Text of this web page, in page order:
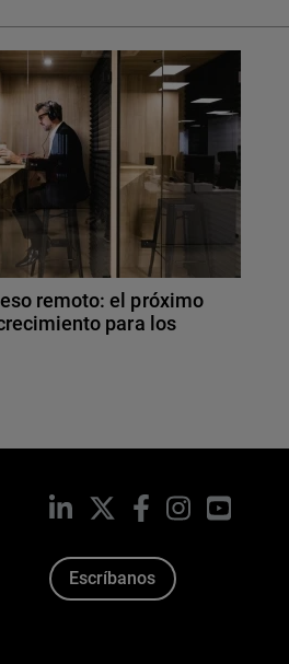
remoto: el próximo
para los
LinkedIn Facebook
InstagramYouTube
Escríbanos